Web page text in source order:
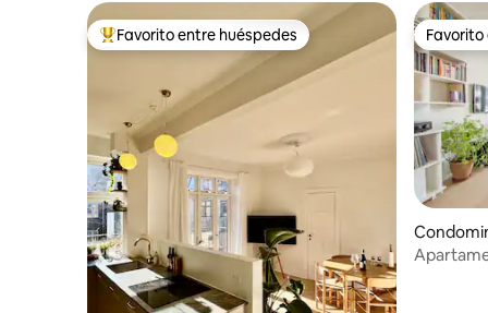
De los mejores en Favorito entre huéspedes
Favorito entre huéspedes
SV